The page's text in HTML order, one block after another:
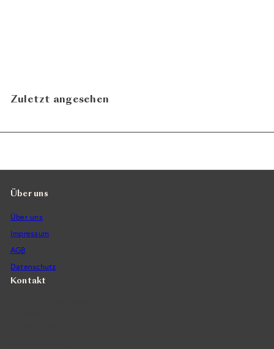
Zuletzt angesehen
Über uns
Über uns
Impressum
AGB
Datenschutz
Kontakt